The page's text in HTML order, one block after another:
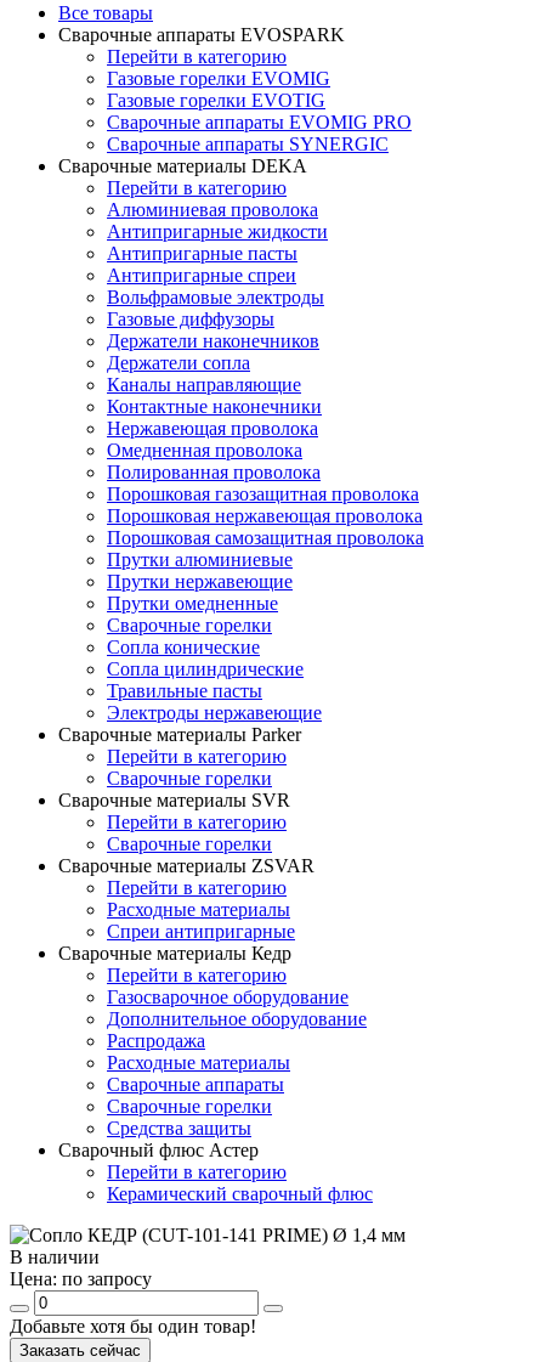
Все товары
Сварочные аппараты EVOSPARK
Перейти в категорию
Газовые горелки EVOMIG
Газовые горелки EVOTIG
Сварочные аппараты EVOMIG PRO
Сварочные аппараты SYNERGIC
Сварочные материалы DEKA
Перейти в категорию
Алюминиевая проволока
Антипригарные жидкости
Антипригарные пасты
Антипригарные спреи
Вольфрамовые электроды
Газовые диффузоры
Держатели наконечников
Держатели сопла
Каналы направляющие
Контактные наконечники
Нержавеющая проволока
Омедненная проволока
Полированная проволока
Порошковая газозащитная проволока
Порошковая нержавеющая проволока
Порошковая самозащитная проволока
Прутки алюминиевые
Прутки нержавеющие
Прутки омедненные
Сварочные горелки
Сопла конические
Сопла цилиндрические
Травильные пасты
Электроды нержавеющие
Сварочные материалы Parker
Перейти в категорию
Сварочные горелки
Сварочные материалы SVR
Перейти в категорию
Сварочные горелки
Сварочные материалы ZSVAR
Перейти в категорию
Расходные материалы
Спреи антипригарные
Сварочные материалы Кедр
Перейти в категорию
Газосварочное оборудование
Дополнительное оборудование
Распродажа
Расходные материалы
Сварочные аппараты
Сварочные горелки
Средства защиты
Сварочный флюс Астер
Перейти в категорию
Керамический сварочный флюс
В наличии
Цена: по запросу
Добавьте хотя бы один товар!
Заказать сейчас